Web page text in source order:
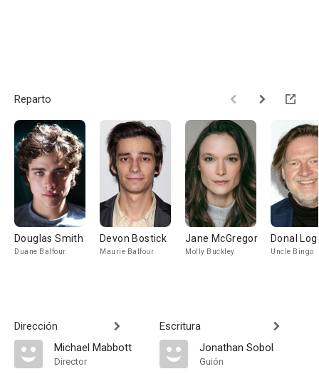
Reparto
Douglas Smith
Duane Balfour
Devon Bostick
Maurie Balfour
Jane McGregor
Molly Buckley
Donal
Uncle Bingo
Dirección
Michael Mabbott
Director
Escritura
Jonathan Sobol
Guión